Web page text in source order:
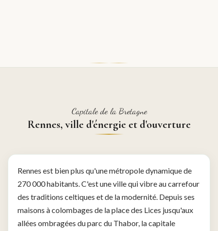
Capitale de la Bretagne
Rennes, ville d'énergie et d'ouverture
Rennes est bien plus qu'une métropole dynamique de
270 000 habitants. C'est une ville qui vibre au carrefour
des traditions celtiques et de la modernité. Depuis ses
maisons à colombages de la place des Lices jusqu'aux
allées ombragées du parc du Thabor, la capitale